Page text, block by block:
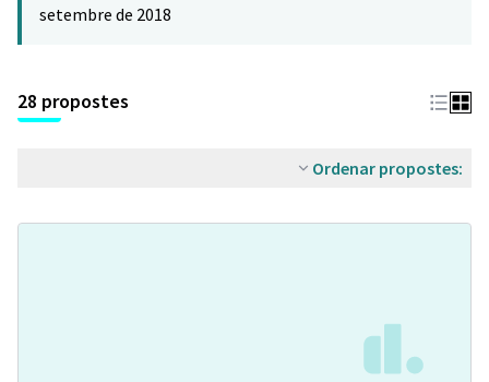
setembre de 2018
28 propostes
Ordenar propostes: